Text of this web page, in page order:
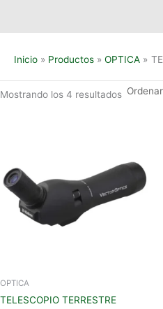
Inicio Productos OPTICA
Mostrando los 4 resultados
OPTICA
TELESCOPIO TERRESTRE